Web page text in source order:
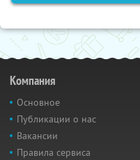
Компания
Основное
Публикации о нас
Вакансии
Правила сервиса